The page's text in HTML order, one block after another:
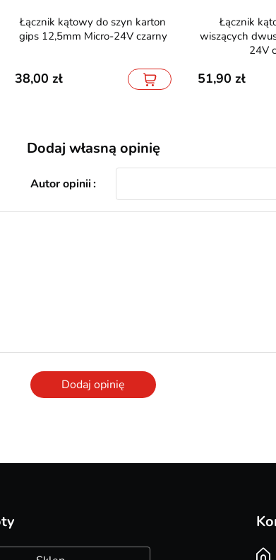
Łącznik kątowy do szyn karton
gips 12,5mm Micro-24V czarny
38,00
Łącznik kątowy do szyn
wiszących
24V
51,90
Dodaj własną opinię
Autor opinii
Dodaj opinię